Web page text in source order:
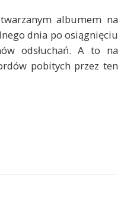
albumem na
dnia po osiągnięciu
odsłuchań. A to na
pobitych przez ten